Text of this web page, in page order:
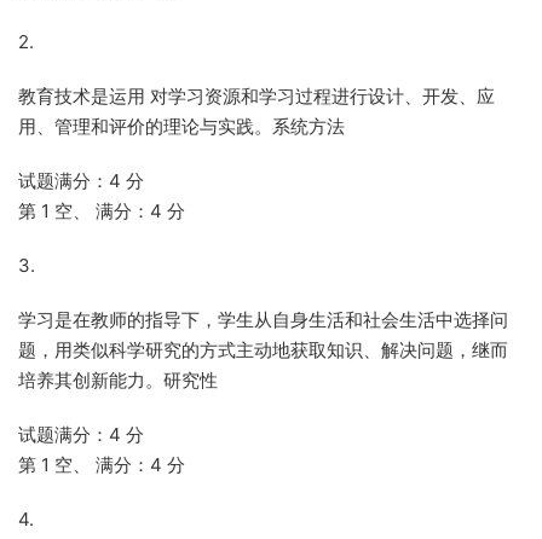
2.
教育技术是运用 对学习资源和学习过程进行设计、开发、应
用、管理和评价的理论与实践。系统方法
试题满分：4 分
第 1 空、 满分：4 分
3.
学习是在教师的指导下，学生从自身生活和社会生活中选择问
题，用类似科学研究的方式主动地获取知识、解决问题，继而
培养其创新能力。研究性
试题满分：4 分
第 1 空、 满分：4 分
4.